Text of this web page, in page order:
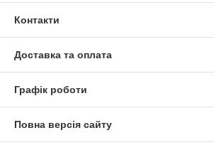
Контакти
Доставка та оплата
Графік роботи
Повна версія сайту